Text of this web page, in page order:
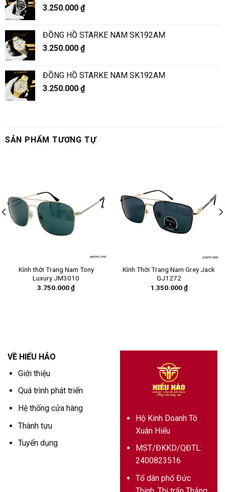
3.250.000 ₫
ĐỒNG HỒ STARKE NAM SK192AM
3.250.000 ₫
ĐỒNG HỒ STARKE NAM SK192AM
3.250.000 ₫
SẢN PHẨM TƯƠNG TỰ
Kính thời Trang Nam Tony
Luxury JM3010
3.750.000₫
Kính Thời Trang Nam Grey Jack
GJ1272
1.350.000₫
VỀ HIẾU HẢO
Giới thiệu
Quá trình phát triển
Hệ thống cửa hàng
Thành tựu
Tuyển dụng
Hộ Kinh Doanh Tô
Xuân Hiếu
MST/ĐKKD/QĐTL:
2400823516
Tổ dân phố Đức